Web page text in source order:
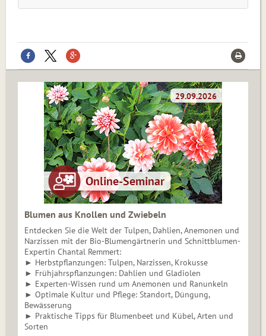
Blumen aus Knollen und Zwiebeln
Entdecken Sie die Welt der Tulpen, Dahlien, Anemonen und
Narzissen mit der Bio-Blumengärtnerin und Schnittblumen-
Expertin Chantal Remmert:
► Herbstpflanzungen: Tulpen, Narzissen, Krokusse
► Frühjahrspflanzungen: Dahlien und Gladiolen
► Experten-Wissen rund um Anemonen und Ranunkeln
► Optimale Kultur und Pflege: Standort, Düngung,
Bewässerung
► Praktische Tipps für Blumenbeet und Kübel, Arten und
Sorten